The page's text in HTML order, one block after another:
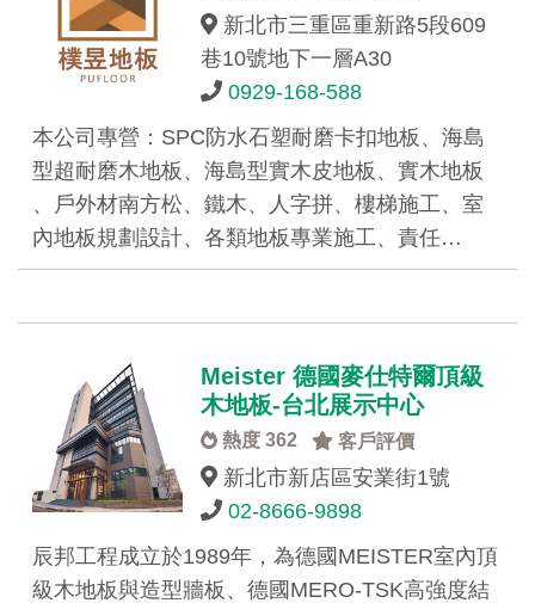
新北市三重區重新路5段609
巷10號地下一層A30
0929-168-588
本公司專營：SPC防水石塑耐磨卡扣地板、海島
型超耐磨木地板、海島型實木皮地板、實木地板
、戶外材南方松、鐵木、人字拼、樓梯施工、室
內地板規劃設計、各類地板專業施工、責任…
Meister 德國麥仕特爾頂級
木地板-台北展示中心
熱度 362 客戶評價
新北市新店區安業街1號
02-8666-9898
辰邦工程成立於1989年，為德國MEISTER室內頂
級木地板與造型牆板、德國MERO-TSK高強度結